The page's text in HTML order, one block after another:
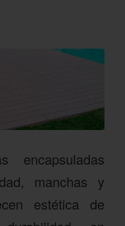
encapsuladas
manchas y
estética de